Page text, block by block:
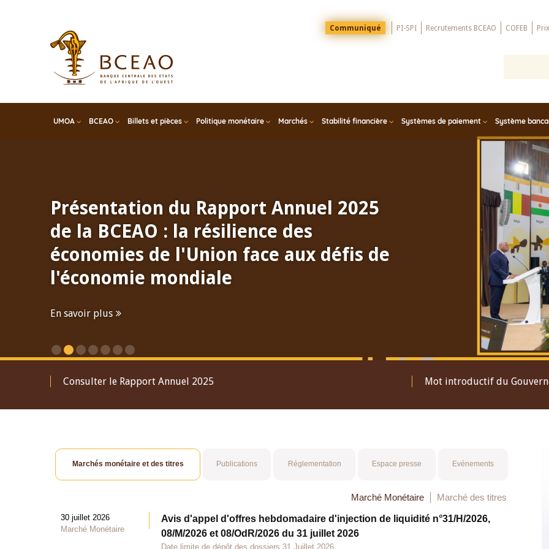
Menu
Top
Communiqué PI-SPI Recrutements BCEAO COFEB
UMOA BCEAO Billets et pièces Politique monétaire Marchés Stabilité financière Systèmes de paiement Système
Présentation du Rapport Annuel 2025
de la BCEAO : la résilience des
économies de l'Union face aux défis de
l'économie mondiale
En savoir plus
Consulter le Rapport Annuel 2025 Mot introductif du
Marchés monétaire et des titres Publications Réglementation Espace presse Evénements
Marché Monétaire Marché des titres
30 juillet 2026
Marché Monétaire
Avis d'appel d'offres hebdomadaire d'injection de liquidité n°31/H/2026,
08/M/2026 et 08/OdR/2026 du 31 juillet 2026
Date limite de dépôt des dossiers 31 Juillet 2026